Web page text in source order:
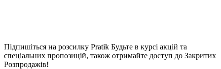
Підпишіться на розсилку Pratik Будьте в курсі акцій та
спеціальних пропозицій, також отримайте доступ до Закритих
Розпродажiв!